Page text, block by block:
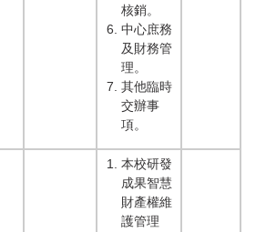
核銷。
中心庶務
及財務管
理。
其他臨時
交辦事
項。
本校研發
成果智慧
財產權維
護管理